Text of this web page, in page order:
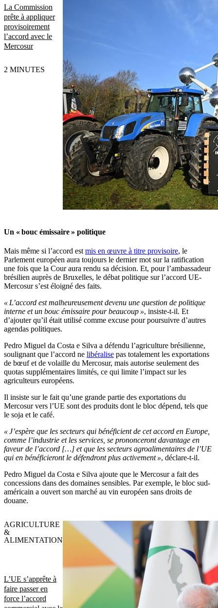
La Commission
prête à appliquer
provisoirement
l’accord avec le
Mercosur
2 MINUTES
Un « bouc émissaire » politique
Mais même si l’accord est mis en œuvre à titre provisoire, le
Parlement européen aura toujours le dernier mot sur la ratification
une fois que la Cour aura rendu sa décision. Et, pour l’ambassadeur
brésilien auprès de Bruxelles, le débat politique sur l’accord UE-
Mercosur s’est éloigné des faits.
« L’accord est malheureusement devenu une question de politique
interne et un bouc émissaire pour beaucoup », insiste-t-il. Et
d’ajouter qu’il était utilisé comme excuse pour poursuivre d’autres
agendas politiques.
Pedro Miguel da Costa e Silva a défendu l’agriculture brésilienne,
soulignant que l’accord ne libéralise pas totalement les exportations
de bœuf et de volaille du Mercosur, mais autorise seulement des
quotas supplémentaires limités, ce qui limite l’impact sur les
agriculteurs européens.
Il insiste sur le fait qu’une grande partie des exportations du
Mercosur vers l’UE sont des produits dont le bloc dépend, tels que
le soja et le café.
« J’espère que les secteurs qui bénéficient de cet accord en Europe,
comme l’industrie et les services, se prononceront davantage en
faveur de l’accord […] et que les secteurs agroalimentaires de l’UE
qui en bénéficieront le défendront plus activement », déclare-t-il.
Pedro Miguel da Costa e Silva ajoute que le Mercosur a fait des
concessions dans des domaines sensibles. Par exemple, le bloc sud-
américain a ouvert son marché au vin européen sans droits de
douane.
L’UE s’apprête à
faire passer en
force l’accord
AGRICULTURE
&
ALIMENTATION